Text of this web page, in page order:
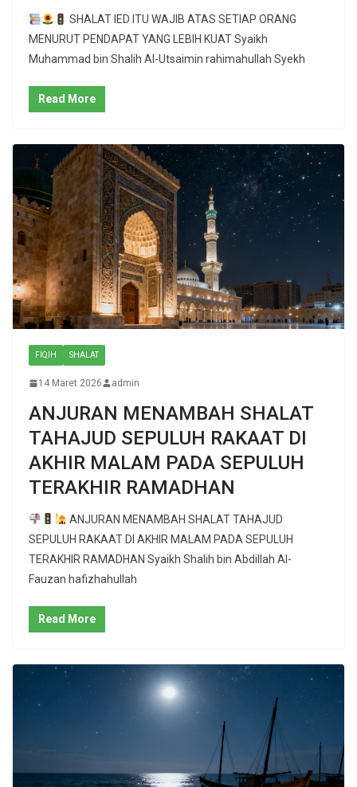
SHALAT IED ITU WAJIB ATAS SETIAP ORANG
MENURUT PENDAPAT YANG LEBIH KUAT Syaikh
Muhammad bin Shalih Al-Utsaimin rahimahullah Syekh
Read More
FIQIH SHALAT
14 Maret 2026 admin
ANJURAN MENAMBAH SHALAT
TAHAJUD SEPULUH RAKAAT DI
AKHIR MALAM PADA SEPULUH
TERAKHIR RAMADHAN
ANJURAN MENAMBAH SHALAT TAHAJUD
SEPULUH RAKAAT DI AKHIR MALAM PADA SEPULUH
TERAKHIR RAMADHAN Syaikh Shalih bin Abdillah Al-
Fauzan hafizhahullah
Read More